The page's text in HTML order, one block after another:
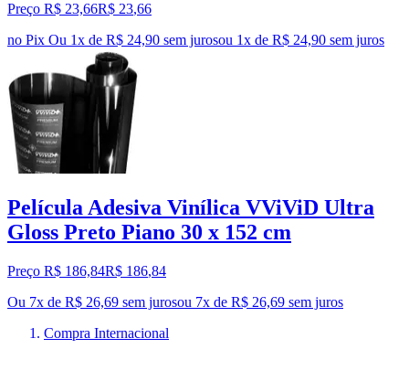
Preço R$ 23,66R$ 23,66
no Pix Ou 1x de R$ 24,90 sem jurosou 1x de R$ 24,90 sem juros
Película Adesiva Vinílica VViViD Ultra
Gloss Preto Piano 30 x 152 cm
Preço R$ 186,84R$ 186,84
Ou 7x de R$ 26,69 sem jurosou 7x de R$ 26,69 sem juros
Compra Internacional